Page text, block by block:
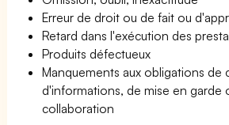
Erreur de droit ou de fait ou
Retard dans l'exécution des
Produits défectueux
Manquements aux obligations de
d'informations, de mise en garde
collaboration